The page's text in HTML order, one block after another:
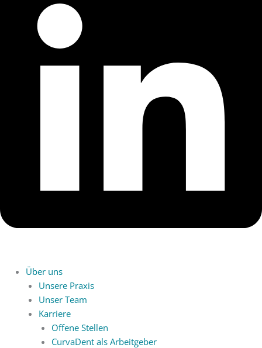
Über uns
Unsere Praxis
Unser Team
Karriere
Offene Stellen
CurvaDent als Arbeitgeber